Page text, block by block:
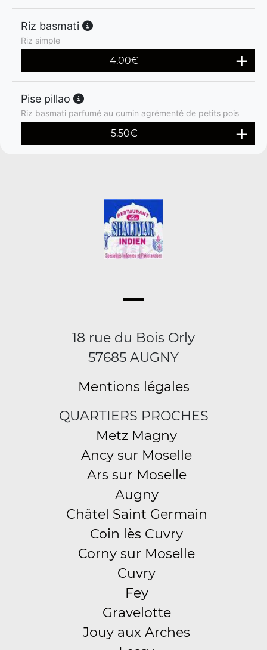
Riz basmati
Riz simple
4.00€
Pise pillao
Riz basmati parfumé au cumin agrémenté de petits pois
5.50€
18 rue du Bois Orly
57685 AUGNY
Mentions légales
QUARTIERS PROCHES
Metz Magny
Ancy sur Moselle
Ars sur Moselle
Augny
Châtel Saint Germain
Coin lès Cuvry
Corny sur Moselle
Cuvry
Fey
Gravelotte
Jouy aux Arches